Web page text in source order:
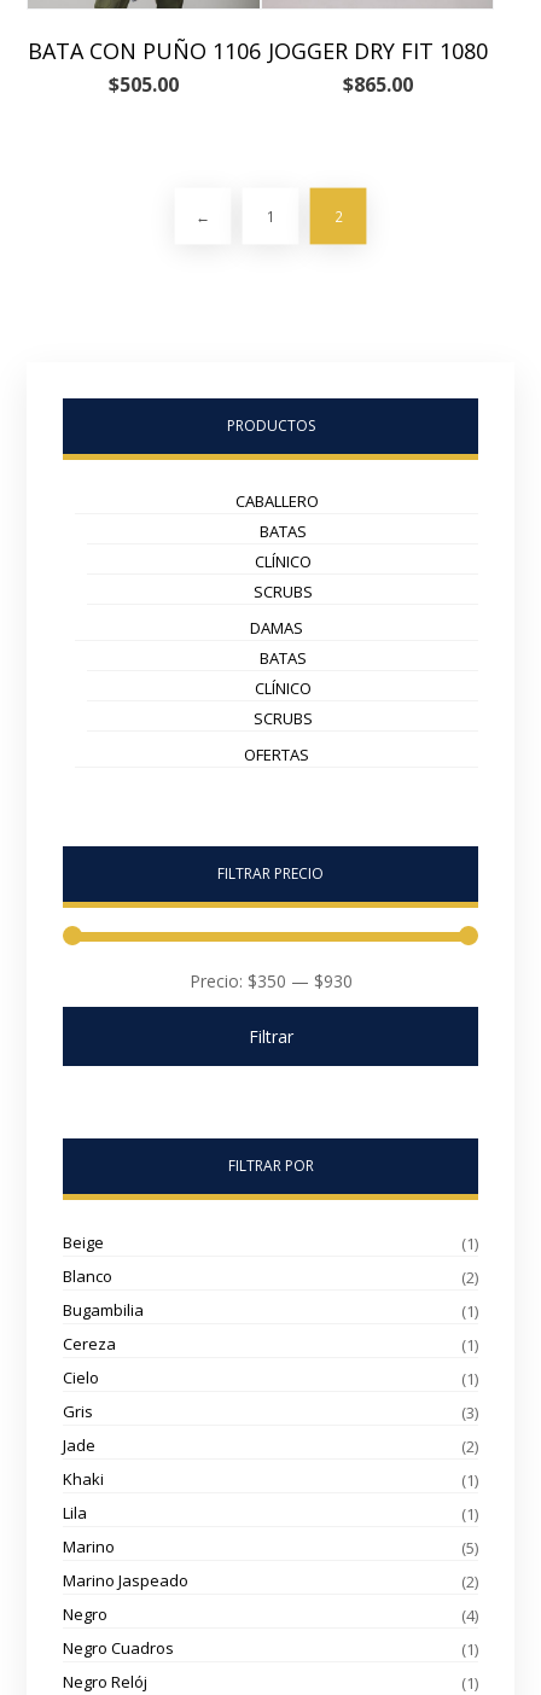
BATA CON PUÑO 1106
$505.00
JOGGER DRY FIT 1080
$865.00
← 1 2
PRODUCTOS
CABALLERO
BATAS
CLÍNICO
SCRUBS
DAMAS
BATAS
CLÍNICO
SCRUBS
OFERTAS
FILTRAR PRECIO
Filtrar
Precio: $350 — $930
FILTRAR POR
Beige
(1)
Blanco
(2)
Bugambilia
(1)
Cereza
(1)
Cielo
(1)
Gris
(3)
Jade
(2)
Khaki
(1)
Lila
(1)
Marino
(5)
Marino Jaspeado
(2)
Negro
(4)
Negro Cuadros
(1)
Negro Relój
(1)